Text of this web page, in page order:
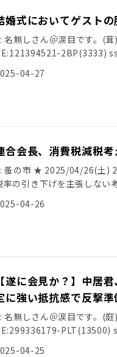
名無しさん＠涙目です。
04-27
合会長、消費税減税
蚤の市 ★ 2025/04/26(土)
率の引き下げを主張しない
04-26
【遂に会見か？】中居
に強い抵抗感で反撃準
名無しさん＠涙目です。(
04-25